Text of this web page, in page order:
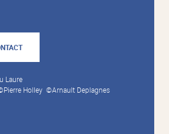
Laure
Holley ©Arnault Deplagnes